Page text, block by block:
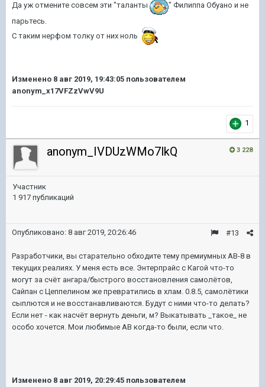
Да уж отмените совсем эти "таланты
" Филиппа Обуано и не
парьтесь.
С таким нерфом толку от них ноль
Изменено 8 авг 2019, 19:43:05 пользователем
anonym_x17VFZzVwV9U
1
3 228
anonym_IVDUzWMo7lkQ
Участник
1 917 публикаций
#13
Опубликовано: 8 авг 2019, 20:26:46
Разработчики, вы старательно обходите тему премиумных АВ-8 в
текущих реалиях. У меня есть все. Энтерпрайс с Кагой что-то
могут за счёт ангара/быстрого восстановления самолётов,
Сайпан с Цеппелином же превратились в хлам. 0.8.5, самолётики
сыплются и не восстанавливаются. Будут с ними что-то делать?
Если нет - как насчёт вернуть деньги, м? Выкатывать _такое_ не
особо хочется. Мои любимые АВ когда-то были, если что.
Изменено 8 авг 2019, 20:29:45 пользователем